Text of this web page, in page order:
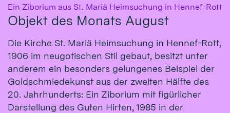
Ein Ziborium aus St. Mariä Heimsuchung in Hennef-Rott:
Objekt des Monats August
Die Kirche St. Mariä Heimsuchung in Hennef-Rott,
1906 im neugotischen Stil gebaut, besitzt unter
anderem ein besonders gelungenes Beispiel der
Goldschmiedekunst aus der zweiten Hälfte des
20. Jahrhunderts: Ein Ziborium mit figürlicher
Darstellung des Guten Hirten, 1985 in der